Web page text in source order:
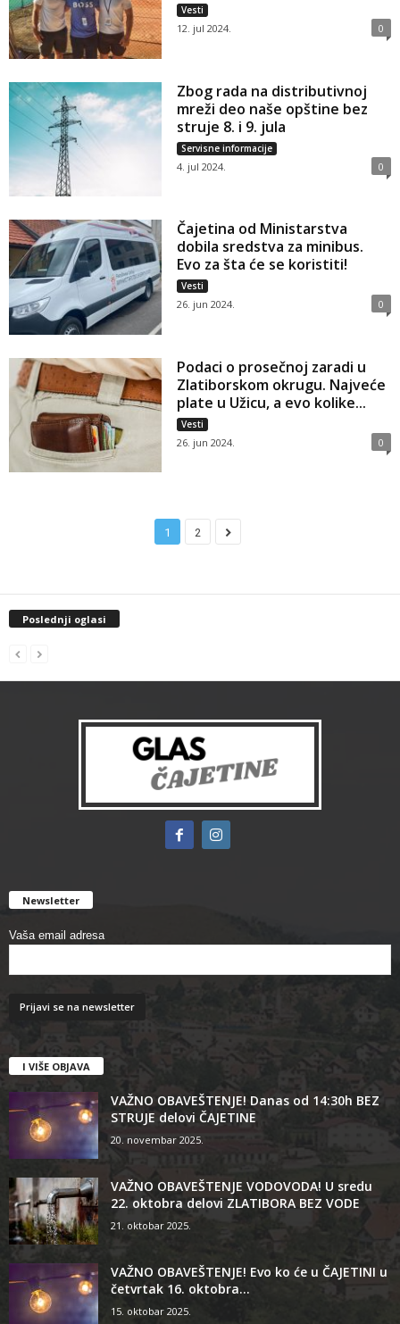
Vesti
12. jul 2024. 0
Zbog rada na distributivnoj
mreži deo naše opštine bez
struje 8. i 9. jula
Servisne informacije
4. jul 2024. 0
Čajetina od Ministarstva
dobila sredstva za minibus.
Evo za šta će se koristiti!
Vesti
26. jun 2024. 0
Podaci o prosečnoj zaradi u
Zlatiborskom okrugu. Najveće
plate u Užicu, a evo kolike...
Vesti
26. jun 2024. 0
1 2
Poslednji oglasi
Newsletter
Vaša email adresa
I VIŠE OBJAVA
VAŽNO OBAVEŠTENJE! Danas od 14:30h BEZ
STRUJE delovi ČAJETINE
20. novembar 2025.
VAŽNO OBAVEŠTENJE VODOVODA! U sredu
22. oktobra delovi ZLATIBORA BEZ VODE
21. oktobar 2025.
VAŽNO OBAVEŠTENJE! Evo ko će u ČAJETINI u
četvrtak 16. oktobra...
15. oktobar 2025.